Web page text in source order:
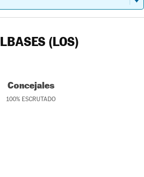
(LOS)
Concejales
100% ESCRUTADO